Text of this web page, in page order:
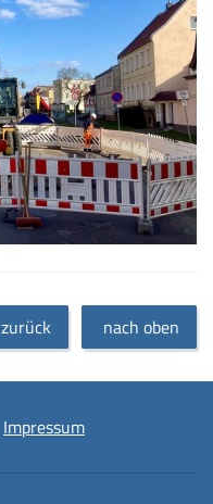
zurück nach oben
Impressum